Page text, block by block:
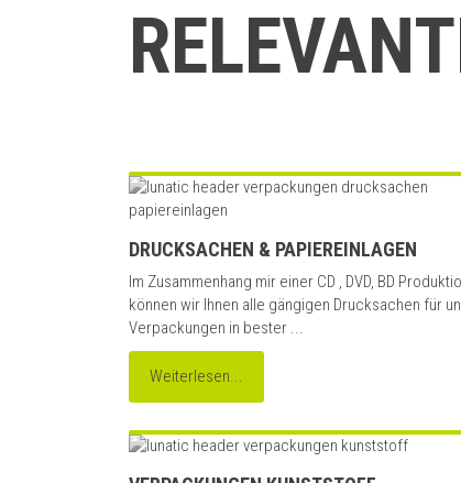
DRUCKSACHEN & PAPIEREINLAGEN
Im Zusammenhang mir einer CD , DVD, BD
können wir Ihnen alle gängigen Drucksachen für
Verpackungen in bester ...
Weiterlesen...